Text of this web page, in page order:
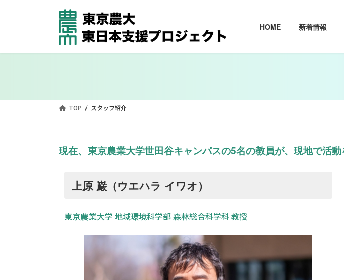
ツ
ッ
シ
移
HOME 新着情報
TOP スタッフ紹介
現在、東京農業大学世田谷キャンパスの5名の教員が、現地で活動
上原 巌（ウエハラ イワオ）
東京農業大学 地域環境科学部 森林総合科学科 教授